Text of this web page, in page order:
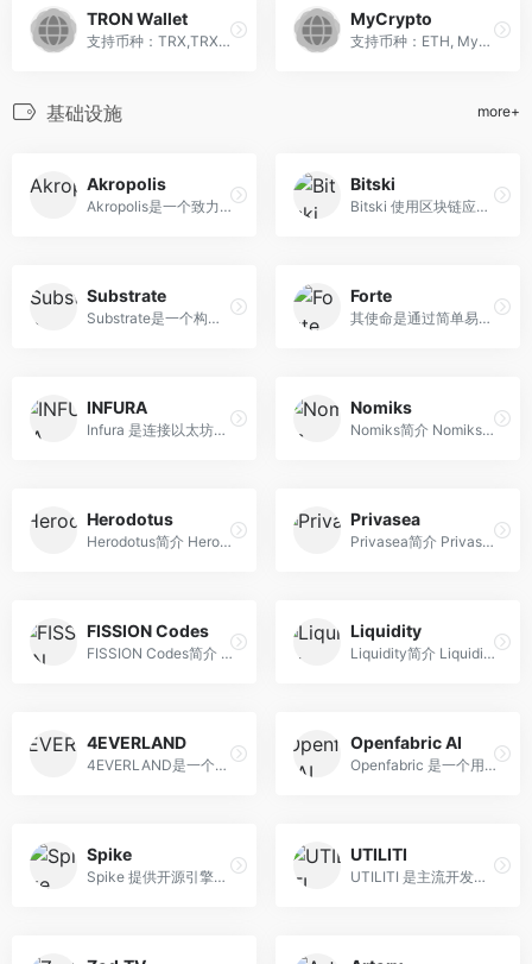
TRON Wallet
支持币种：TRX,TRX, 在人手一...
MyCrypto
支持币种：ETH, MyCrypto是一...
基础设施 more+
Akropolis
Akropolis是一个致力于针对地...
Bitski
Bitski 使用区块链应用的托管...
Substrate
Substrate是一个构建区块链的...
Forte
其使命是通过简单易用的区块...
INFURA
Infura 是连接以太坊和其他区...
Nomiks
Nomiks简介 Nomiks 是 Web3 ...
Herodotus
Herodotus简介 Herodotus 旨...
Privasea
Privasea简介 Privasea 是一...
FISSION Codes
FISSION Codes简介 在 Web ...
Liquidity
Liquidity简介 Liquidity，...
4EVERLAND
4EVERLAND是一个由区块链技术...
Openfabric AI
Openfabric 是一个用于构建和...
Spike
Spike 提供开源引擎和链上协...
UTILITI
UTILITI 是主流开发人员通往 ...